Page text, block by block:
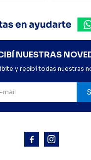
 
NUESTRAS
y recibí todas nuestras